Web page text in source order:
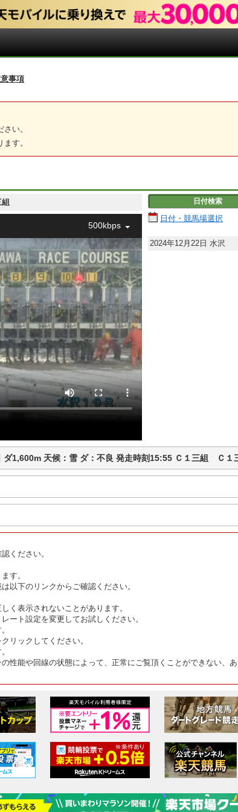
事項
い。
す。
組
500kbps
日付検索
日付・競馬場選択
2024年12月22日 水沢
ダ1,600m 天候：雪 ダ：不良 発走時刻15:55 Ｃ１三組 Ｃ
ください。
す。
以下のリンクからご確認ください。
く表示されないことがあります。
ート設定を変更してお試しください。
リックしてください。
性能や回線の状態によって、正常にご覧頂くことができない、